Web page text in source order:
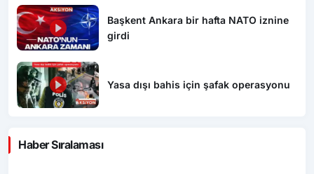
Başkent Ankara bir hafta NATO iznine
girdi
Yasa dışı bahis için şafak operasyonu
Haber Sıralaması